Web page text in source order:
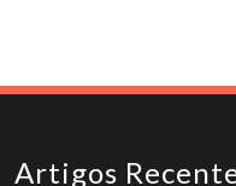
Artigos